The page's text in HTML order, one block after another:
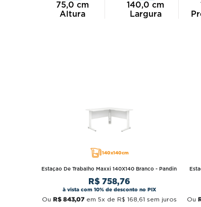
75,0 cm
Altura
140,0 cm
Largura
140x140cm
Estaçao De Trabalho Maxxi 140X140 Branco - Pandin
R$ 758,76
à vista com 10% de desconto no PIX
Ou R$ 843,07em 5x de R$ 168 61 sem juros Ou